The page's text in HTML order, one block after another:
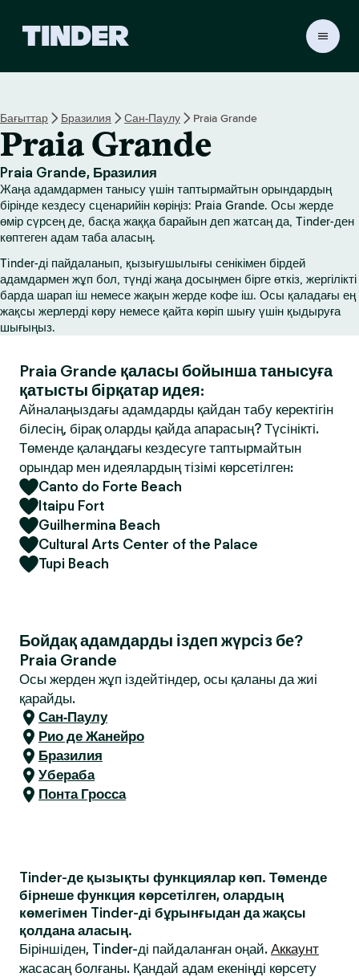
r
H
o
m
e
Бағыттар Бразилия Сан-Паулу Praia Grande
Praia Grande
Praia Grande, Бразилия
Жаңа адамдармен танысу үшін таптырмайтын орындардың
бірінде кездесу сценарийін көріңіз: Praia Grande. Осы жерде
өмір сүрсең де, басқа жаққа барайын деп жатсаң да, Tinder-ден
көптеген адам таба аласың.
Tinder-ді пайдаланып, қызығушылығы сенікімен бірдей
адамдармен жұп бол, түнді жаңа досыңмен бірге өткіз, жергілікті
барда шарап іш немесе жақын жерде кофе іш. Осы қаладағы ең
жақсы жерлерді көру немесе қайта көріп шығу үшін қыдыруға
шығыңыз.
Praia Grande қаласы бойынша танысуға
қатысты бірқатар идея:
Айналаңыздағы адамдарды қайдан табу керектігін
білесің, бірақ оларды қайда апарасың? Түсінікті.
Төменде қалаңдағы кездесуге таптырмайтын
орындар мен идеялардың тізімі көрсетілген:
Canto do Forte Beach
Itaipu Fort
Guilhermina Beach
Cultural Arts Center of the Palace
Tupi Beach
Бойдақ адамдарды іздеп жүрсіз бе?
Praia Grande
Осы жерден жұп іздейтіндер, осы қаланы да жиі
қарайды.
Сан-Паулу
Рио де Жанейро
Бразилия
Убераба
Понта Гросса
Tinder-де қызықты функциялар көп. Төменде
бірнеше функция көрсетілген, олардың
көмегімен Tinder-ді бұрынғыдан да жақсы
қолдана аласың.
Біріншіден, Tinder-ді пайдаланған оңай. Аккаунт
жасасаң болғаны. Қандай адам екеніңді көрсету